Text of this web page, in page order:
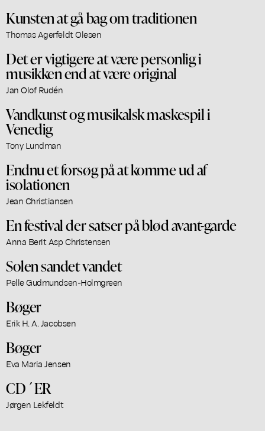
Kunsten at gå bag om traditionen
Thomas Agerfeldt Olesen
Det er vigtigere at være personlig i
musikken end at være original
Jan Olof Rudén
Vandkunst og musikalsk maskespil i
Venedig
Tony Lundman
Endnu et forsøg på at komme ud af
isolationen
Jean Christiansen
En festival der satser på blød avant-garde
Anna Berit Asp Christensen
Solen sandet vandet
Pelle Gudmundsen-Holmgreen
Bøger
Erik H. A. Jacobsen
Bøger
Eva Maria Jensen
CD´ER
Jørgen Lekfeldt